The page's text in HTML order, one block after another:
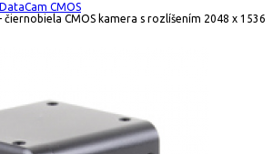
CMOS
čiernobiela CMOS kamera s rozlíšením 2048 x 1536